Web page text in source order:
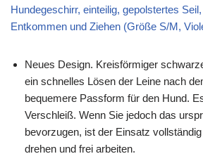
Hundegeschirr, einteilig, gepolstertes
Entkommen und Ziehen (Größe S/M,
Neues Design. Kreisförmiger
ein schnelles Lösen der Leine nach
bequemere Passform für den Hund.
Verschleiß. Wenn Sie jedoch das
bevorzugen, ist der Einsatz
drehen und frei arbeiten.